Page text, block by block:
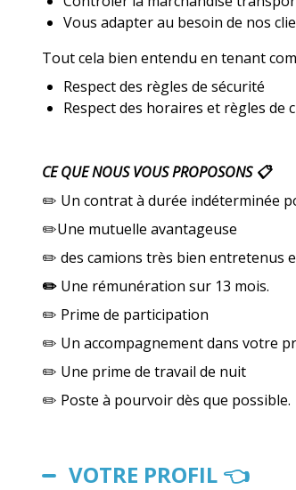
Vous adapter au besoin de nos
Tout cela bien entendu en tenant
Respect des règles de sécurité
Respect des horaires et règles de
CE QUE NOUS VOUS PROPOSONS 📋
✏️ Un contrat à durée indéterminée
✏️Une mutuelle avantageuse
✏️ des camions très bien entretenus
✏️ Une rémunération sur 13 mois.
✏️ Prime de participation
✏️ Un accompagnement dans votre
✏️ Une prime de travail de nuit
✏️ Poste à pourvoir dès que possible.
VOTRE PROFIL 👈